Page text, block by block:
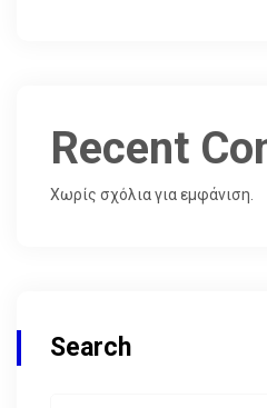
Recent
Χωρίς σχόλια για εμφάνιση.
Search